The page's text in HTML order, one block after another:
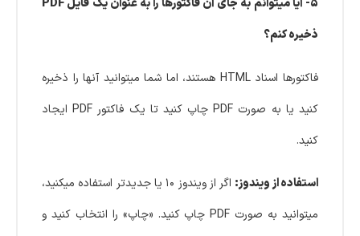
۵- آیا میتوانم به جای آن فاکتورها را به عنوان یک فایل PDF
ذخیره کنم؟
فاکتورها اسناد HTML هستند، اما شما میتوانید آنها را ذخیره
کنید یا به صورت PDF چاپ کنید تا یک فاکتور PDF ایجاد
کنید.
استفاده از ویندوز:
اگر از ویندوز ۱۰ یا جدیدتر استفاده میکنید،
میتوانید به صورت PDF چاپ کنید. «چاپ» را انتخاب کنید و